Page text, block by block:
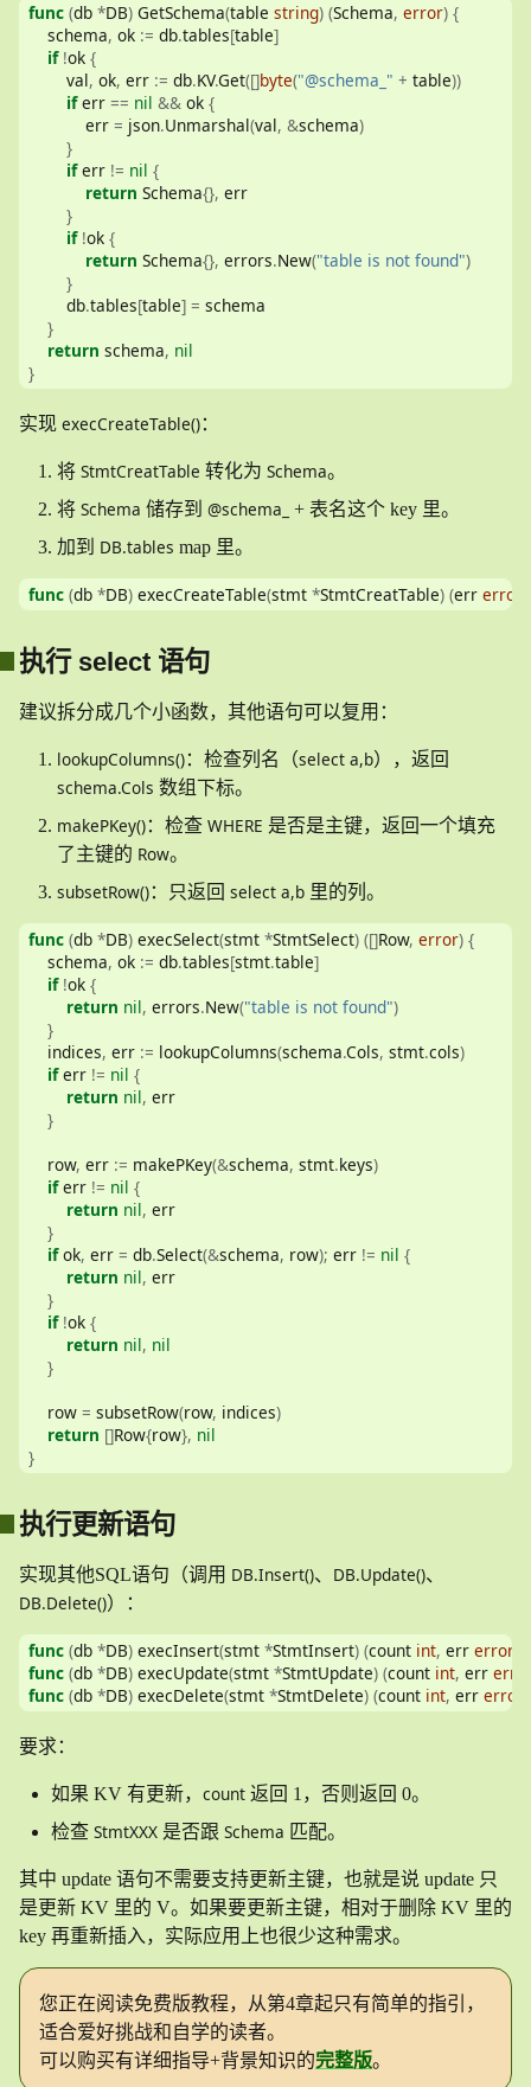
func (db *DB) GetSchema(table string) (Schema, error) {
    schema
, ok := db.tables[table]
if !ok {
        val
, ok, err := db.KV.Get([]byte("@schema_" + table))
if err == nil && ok {
            err
= json.Unmarshal(val, &schema)
}
if err != nil {
return Schema{}, err
}
if !ok {
return Schema{}, errors.New("table is not found")
}
        db
.tables[table] = schema
}
return schema, nil
}
实现 execCreateTable()：
将 StmtCreatTable 转化为 Schema。
将 Schema 储存到 @schema_
+ 表名这个 key 里。
加到 DB.tables map 里。
func (db *DB) execCreateTable(stmt *StmtCreatTable) (err error
执行 select 语句
建议拆分成几个小函数，其他语句可以复用：
lookupColumns()：检查列名（select a,b），返回
schema.Cols 数组下标。
makePKey()：检查 WHERE 是否是主键，返回一个填充
了主键的 Row。
subsetRow()：只返回 select a,b 里的列。
func (db *DB) execSelect(stmt *StmtSelect) ([]Row, error) {
    schema
, ok := db.tables[stmt.table]
if !ok {
return nil, errors.New("table is not found")
}
    indices
, err := lookupColumns(schema.Cols, stmt.cols)
if err != nil {
return nil, err
}
    row
, err := makePKey(&schema, stmt.keys)
if err != nil {
return nil, err
}
if ok, err = db.Select(&schema, row); err != nil {
return nil, err
}
if !ok {
return nil, nil
}
    row
= subsetRow(row, indices)
return []Row{row}, nil
}
执行更新语句
实现其他SQL语句（调用 DB.Insert()、 DB.Update()、
DB.Delete()）：
func (db *DB) execInsert(stmt *StmtInsert) (count int, err error
func (db *DB) execUpdate(stmt *StmtUpdate) (count int, err
func (db *DB) execDelete(stmt *StmtDelete) (count int, err error
要求：
如果 KV 有更新，count 返回 1，否则返回 0。
检查StmtXXX 是否跟Schema 匹配。
其中 update 语句不需要支持更新主键，也就是说 update 只
是更新 KV 里的 V。如果要更新主键，相对于删除 KV 里的
key 再重新插入，实际应用上也很少这种需求。
您正在阅读免费版教程，从第4章起只有简单的指引，
适合爱好挑战和自学的读者。
可以购买有详细指导+背景知识的完整版。